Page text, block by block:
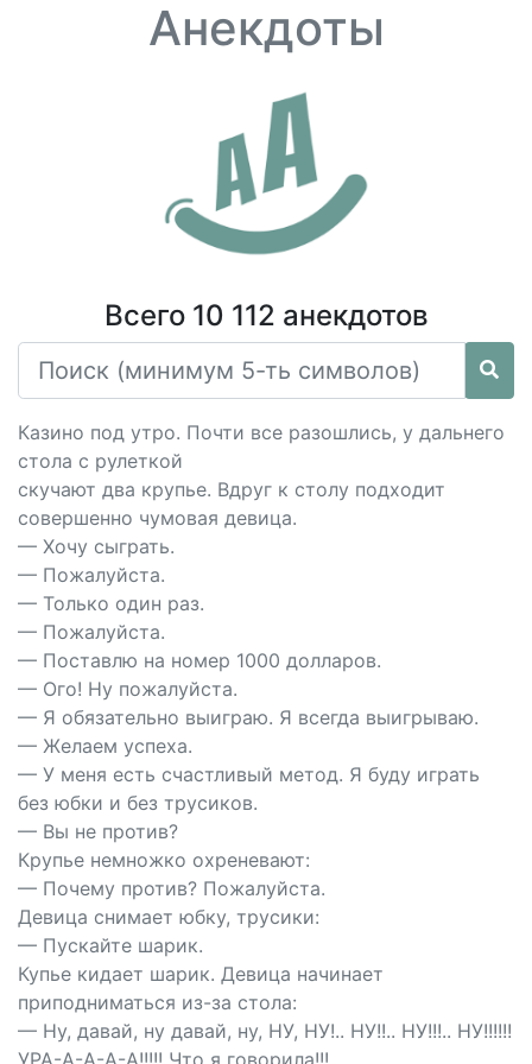
Анекдоты
Всего 10 112 анекдотов
Казино под утро. Почти все разошлись, у дальнего
стола с рулеткой
скучают два крупье. Вдруг к столу подходит
совершенно чумовая девица.
— Хочу сыграть.
— Пожалуйста.
— Только один раз.
— Пожалуйста.
— Поставлю на номер 1000 долларов.
— Ого! Ну пожалуйста.
— Я обязательно выиграю. Я всегда выигрываю.
— Желаем успеха.
— У меня есть счастливый метод. Я буду играть
без юбки и без трусиков.
— Вы не против?
Крупье немножко охреневают:
— Почему против? Пожалуйста.
Девица снимает юбку, трусики:
— Пускайте шарик.
Купье кидает шарик. Девица начинает
приподниматься из-за стола:
— Ну, давай, ну давай, ну, НУ, НУ!.. НУ!!.. НУ!!!.. НУ!!!!!!
УРА-А-А-А-А!!!!! Что я говорила!!!